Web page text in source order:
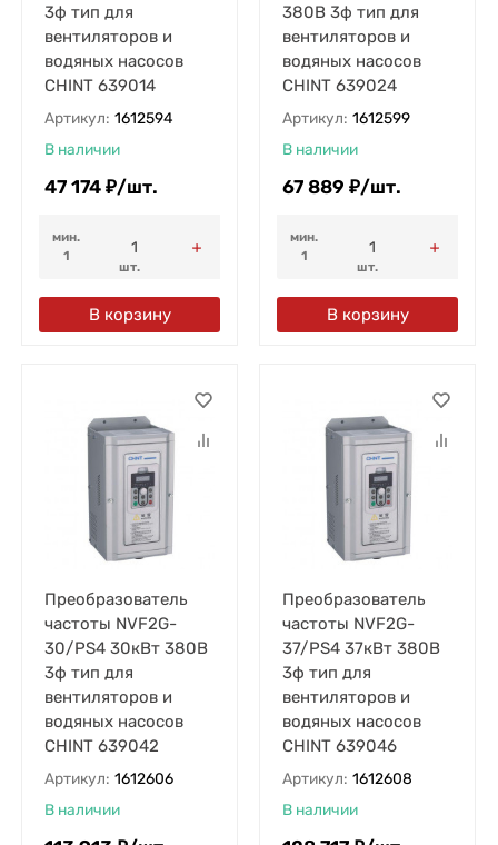
3ф тип для
вентиляторов и
водяных насосов
CHINT 639014
Артикул: 1612594
В наличии
47 174 ₽/шт.
мин.
1
шт.
В корзину
380В 3ф тип для
вентиляторов и
водяных насосов
CHINT 639024
Артикул: 1612599
В наличии
67 889 ₽/шт.
мин.
1
шт.
В корзину
Преобразователь
частоты NVF2G-
30/PS4 30кВт 380В
3ф тип для
вентиляторов и
водяных насосов
CHINT 639042
Артикул: 1612606
В наличии
Преобразователь
частоты NVF2G-
37/PS4 37кВт 380В
3ф тип для
вентиляторов и
водяных насосов
CHINT 639046
Артикул: 1612608
В наличии